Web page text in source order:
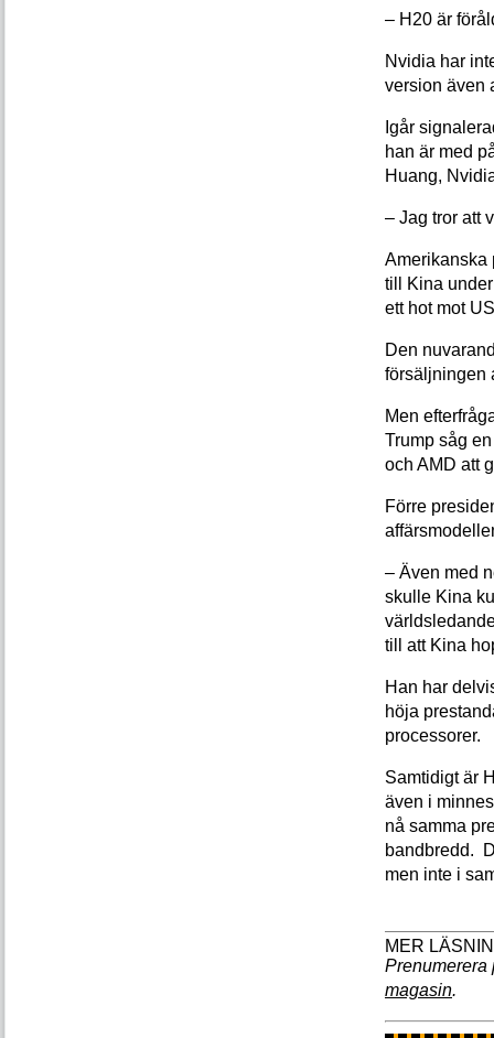
– H20 är
Nvidia har
version även
Igår
han är med
Huang,
– Jag tror att
Amerikanska
till Kina
ett hot mot
Den
försäljningen
Men
Trump såg
och AMD att
Förre
– Även med
skulle Kina
till att Kina
Han har
höja
processorer.
Samtidigt är
även i
nå samma
bandbredd.
men inte i
Prenumerera
magasin.